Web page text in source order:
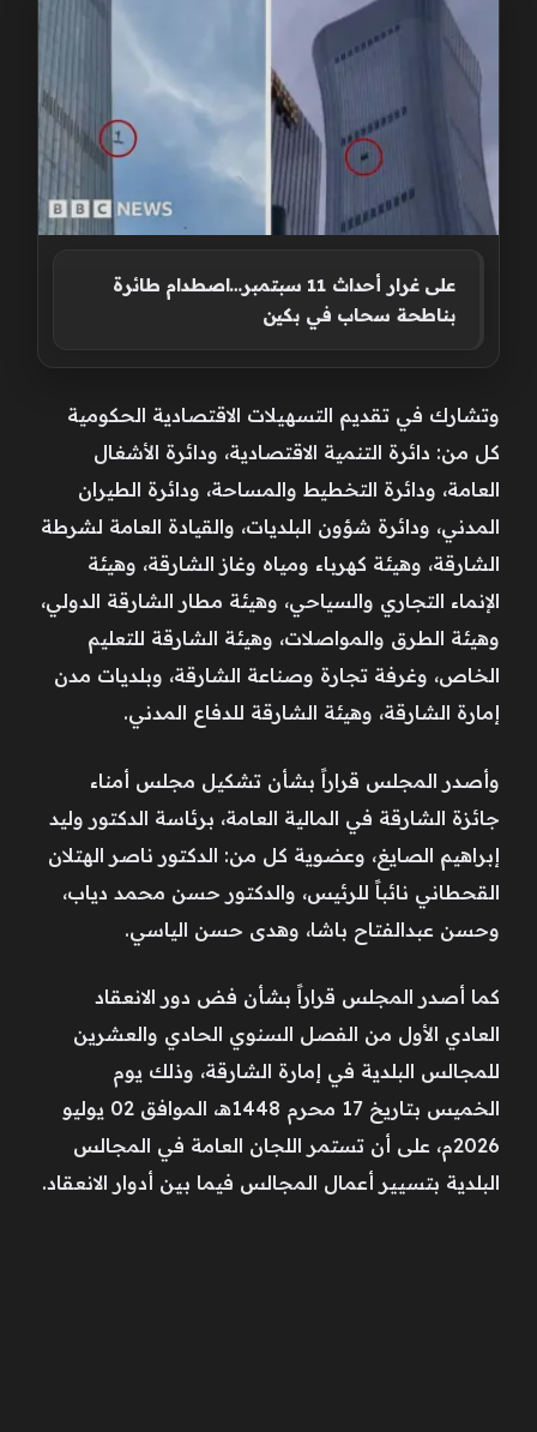
على غرار أحداث 11 سبتمبر…اصطدام طائرة
بناطحة سحاب في بكين
وتشارك في تقديم التسهيلات الاقتصادية الحكومية
كل من: دائرة التنمية الاقتصادية، ودائرة الأشغال
العامة، ودائرة التخطيط والمساحة، ودائرة الطيران
المدني، ودائرة شؤون البلديات، والقيادة العامة لشرطة
الشارقة، وهيئة كهرباء ومياه وغاز الشارقة، وهيئة
الإنماء التجاري والسياحي، وهيئة مطار الشارقة الدولي،
وهيئة الطرق والمواصلات، وهيئة الشارقة للتعليم
الخاص، وغرفة تجارة وصناعة الشارقة، وبلديات مدن
إمارة الشارقة، وهيئة الشارقة للدفاع المدني.
وأصدر المجلس قراراً بشأن تشكيل مجلس أمناء
جائزة الشارقة في المالية العامة، برئاسة الدكتور وليد
إبراهيم الصايغ، وعضوية كل من: الدكتور ناصر الهتلان
القحطاني نائباً للرئيس، والدكتور حسن محمد دياب،
وحسن عبدالفتاح باشا، وهدى حسن الياسي.
كما أصدر المجلس قراراً بشأن فض دور الانعقاد
العادي الأول من الفصل السنوي الحادي والعشرين
للمجالس البلدية في إمارة الشارقة، وذلك يوم
الخميس بتاريخ 17 محرم 1448هـ، الموافق 02 يوليو
2026م، على أن تستمر اللجان العامة في المجالس
البلدية بتسيير أعمال المجالس فيما بين أدوار الانعقاد.